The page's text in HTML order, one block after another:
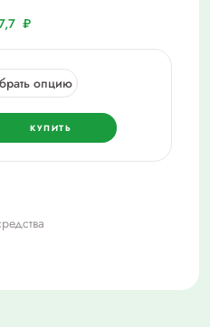
₽
КУПИТЬ